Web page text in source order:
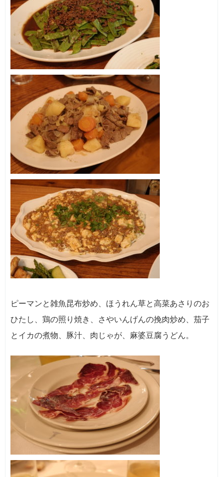
ピーマンと雑魚昆布炒め、ほうれん草と高菜あさりのお
ひたし、鶏の照り焼き、さやいんげんの挽肉炒め、茄子
とイカの煮物、豚汁、肉じゃが、麻婆豆腐うどん。